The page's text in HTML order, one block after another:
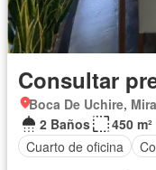
Consultar
Boca De Uchire,
2 Baños
450 m²
Cuarto de oficina